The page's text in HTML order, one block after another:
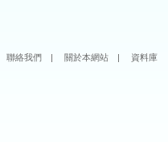
聯絡我們 | 關於本網站 | 資料庫